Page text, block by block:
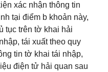
xác nhận thông tin
tại điểm b khoản này,
tục trên tờ khai hải
tái xuất theo quy
tin tờ khai tái nhập,
điện tử hải quan sau